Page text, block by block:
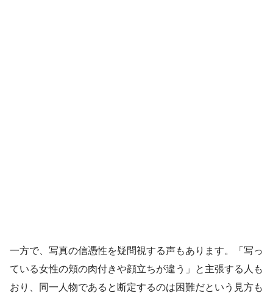
一方で、写真の信憑性を疑問視する声もあります。「写っ
ている女性の頬の肉付きや顔立ちが違う」と主張する人も
おり、同一人物であると断定するのは困難だという見方も